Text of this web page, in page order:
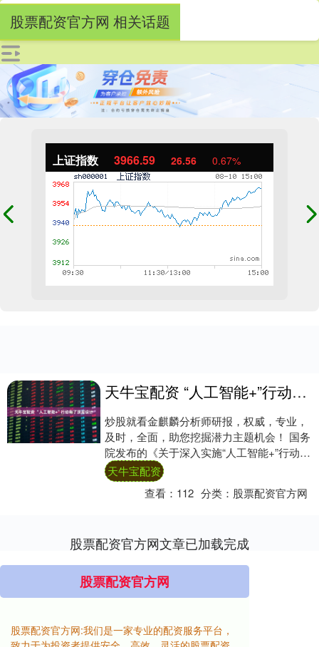
上证指数 3966.59 26.56 0.67%
股票配资官方网 相关话题
天牛宝配资 “人工智能+”行动有了顶层设计
炒股就看金麒麟分析师研报，权威，专业，
及时，全面，助您挖掘潜力主题机会！ 国务
院发布的《关于深入实施“人工智能+”行动的
意见》提出，到2027年，率先实现人工智....
天牛宝配资
查看： 112 分类： 股票配资官方网
股票配资官方网文章已加载完成
股票配资官方网
股票配资官方网:我们是一家专业的配资服务平台，